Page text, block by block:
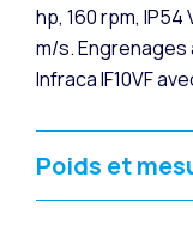
hp, 160 rpm,
m/s.
Infraca IF10VF
Poids et